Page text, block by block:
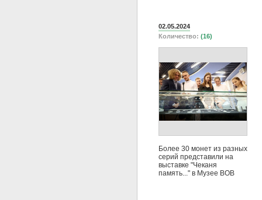
02.05.2024
Количество: (16)
Более 30 монет из разных
серий представили на
выставке "Чеканя
память..." в Музее ВОВ